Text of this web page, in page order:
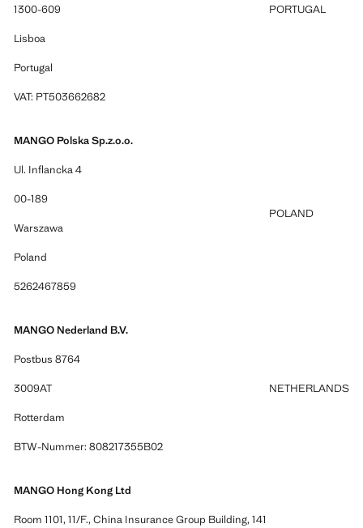
1300-609
Lisboa
Portugal
VAT: PT503662682
PORTUGAL
MANGO Polska Sp.z.o.o.
Ul. Inflancka 4
00-189
Warszawa
Poland
5262467859
POLAND
MANGO Nederland B.V.
Postbus 8764
3009AT
Rotterdam
BTW-Nummer: 808217355B02
NETHERLANDS
MANGO Hong Kong Ltd
Room 1101, 11/F., China Insurance Group Building, 141